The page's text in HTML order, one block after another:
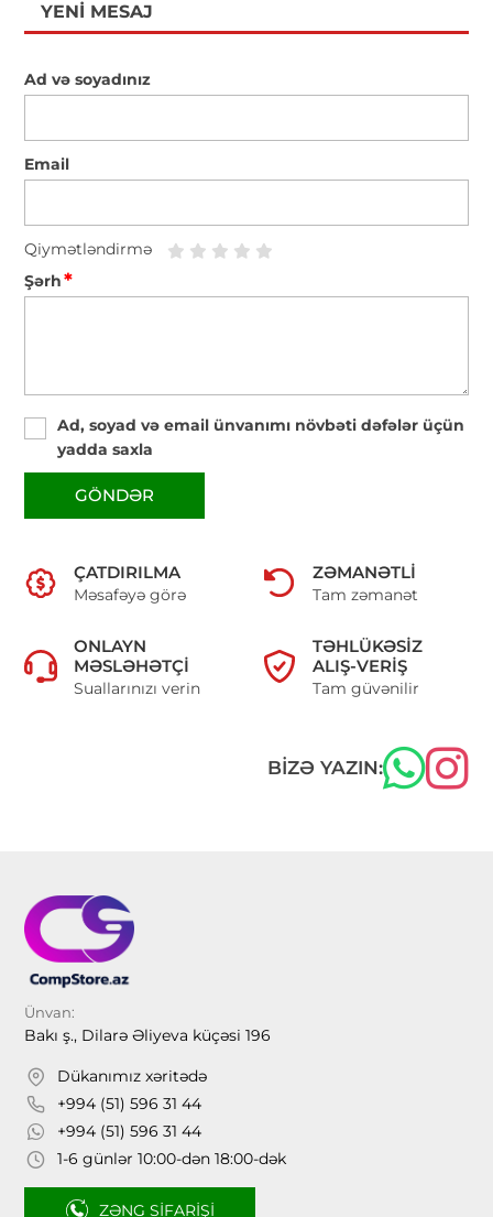
YENI MESAJ
Ad və soyadınız
Email
Qiymətləndirmə
Şərh*
Ad, soyad və email ünvanımı növbəti dəfələr üçün
yadda saxla
GÖNDƏR
ÇATDIRILMA
Məsafəyə görə
ZƏMANƏTLI
Tam zəmanət
ONLAYN
MƏSLƏHƏTÇI
Suallarınızı verin
TƏHLÜKƏSIZ
ALIŞ-VERIŞ
Tam güvənilir
BIZƏ YAZIN:
Ünvan:
Bakı ş., Dilarə Əliyeva küçəsi 196
Dükanımız xəritədə
+994 (51) 596 31 44
+994 (51) 596 31 44
1-6 günlər 10:00-dən 18:00-dək
ZƏNG SIFARIŞI